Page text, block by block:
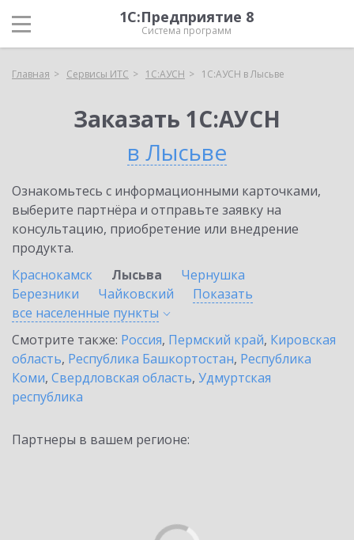
1С:Предприятие 8
Система программ
Главная Сервисы ИТС 1С:АУСН 1С:АУСН в Лысьве
Заказать 1С:АУСН
в Лысьве
Ознакомьтесь с информационными карточками,
выберите партнёра и отправьте заявку на
консультацию, приобретение или внедрение
продукта.
Краснокамск
Лысьва
Чернушка
Березники
Чайковский
Показать
все населенные пункты
Смотрите также: Россия, Пермский край, Кировская
область, Республика Башкортостан, Республика
Коми, Свердловская область, Удмуртская
республика
Партнеры в вашем регионе: